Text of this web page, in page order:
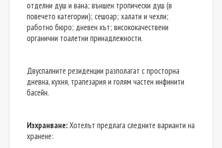
отделни душ и вана; външен тропически душ (в
повечето категории); сешоар; халати и чехли;
работно бюро; дневен кът; висококачествени
органични тоалетни принадлежности.
Двуспалните резиденции разполагат с просторна
дневна, кухня, трапезария и голям частен инфинити
басейн.
Изхранване:Хотелът предлага следните варианти на
хранене: